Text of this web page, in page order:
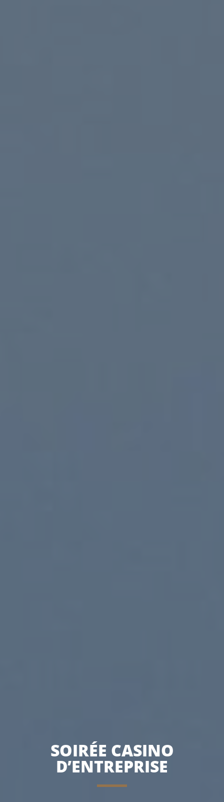
SOIRÉE CASINO
D’ENTREPRISE